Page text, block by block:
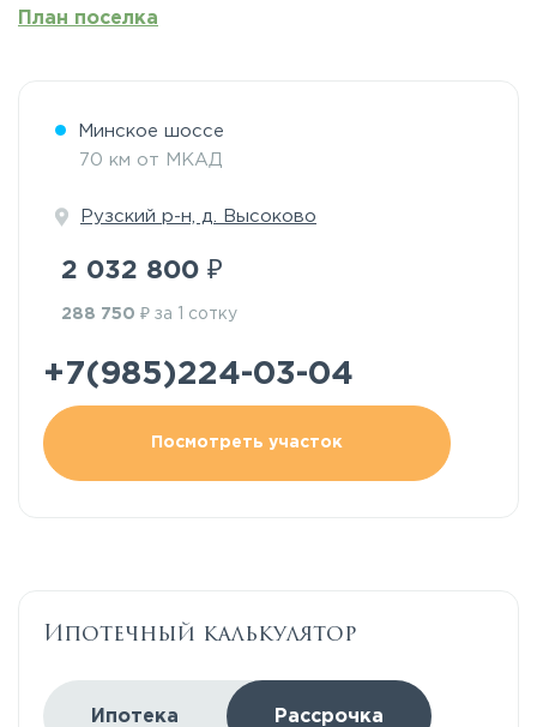
План поселка
Минское шоссе
70 км от МКАД
Рузский р-н, д. Высоково
2 032 800 ₽
288 750 ₽ за 1 сотку
+7(985)224-03-04
Посмотреть участок
Ипотечный калькулятор
Ипотека Рассрочка